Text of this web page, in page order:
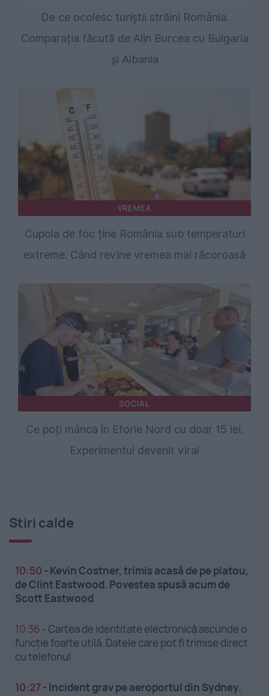
De ce ocolesc turiștii străini România.
Comparația făcută de Alin Burcea cu Bulgaria
și Albania
VREMEA
Cupola de foc ține România sub temperaturi
extreme. Când revine vremea mai răcoroasă
SOCIAL
Ce poți mânca în Eforie Nord cu doar 15 lei.
Experimentul devenit viral
Stiri calde
10:50 - Kevin Costner, trimis acasă de pe platou,
de Clint Eastwood. Povestea spusă acum de
Scott Eastwood
10:36 -Cartea de identitate electronică ascunde o
funcție foarte utilă. Datele care pot fi trimise direct
cu telefonul
10:27 - Incident grav pe aeroportul din Sydney.